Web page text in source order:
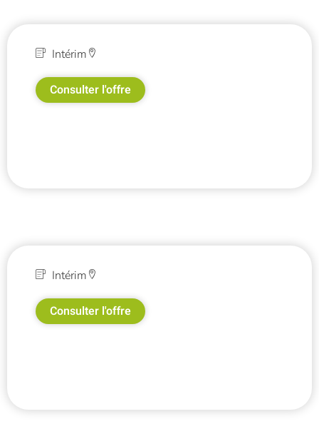
Intérim
Consulter l'offre
Intérim
Consulter l'offre